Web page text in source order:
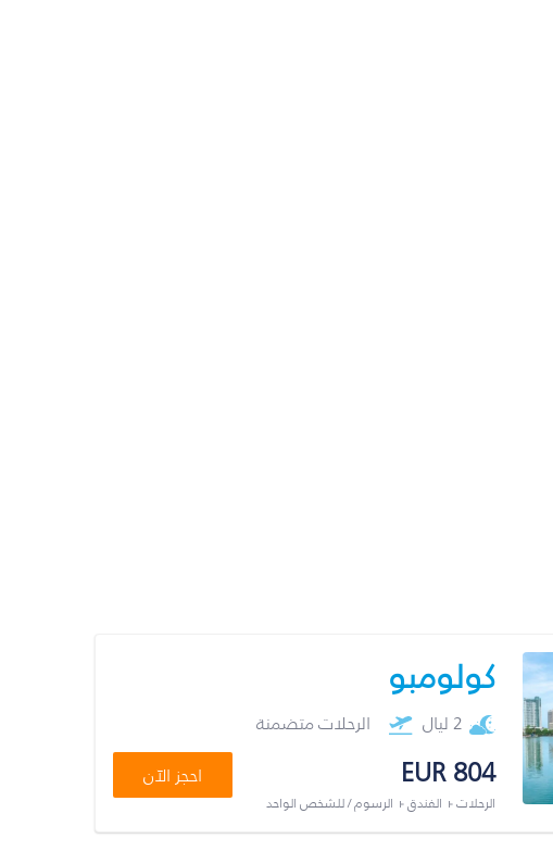
كولومبو
2 ليال الرحلات متضمنة
EUR 804
الرحلات + الفندق + الرسوم / للشخص الواحد
احجز الآن